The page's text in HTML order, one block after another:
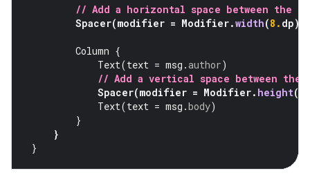
// Add a horizontal space between the
Spacer(modifier = Modifier.width(8. dp))
Column {
Text(text = msg .author)
// Add a vertical space between the
Spacer(modifier = Modifier. height(
Text(text = msg .body)
}
}
}